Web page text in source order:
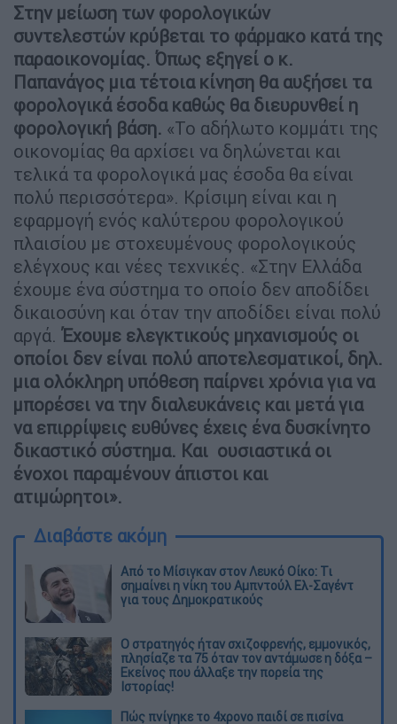
Στην μείωση των φορολογικών
συντελεστών κρύβεται το φάρμακο κατά της
παραοικονομίας. Όπως εξηγεί ο κ.
Παπανάγος μια τέτοια κίνηση θα αυξήσει τα
φορολογικά έσοδα καθώς θα διευρυνθεί η
φορολογική βάση. «Το αδήλωτο κομμάτι της
οικονομίας θα αρχίσει να δηλώνεται και
τελικά τα φορολογικά μας έσοδα θα είναι
πολύ περισσότερα». Κρίσιμη είναι και η
εφαρμογή ενός καλύτερου φορολογικού
πλαισίου με στοχευμένους φορολογικούς
ελέγχους και νέες τεχνικές. «Στην Ελλάδα
έχουμε ένα σύστημα το οποίο δεν αποδίδει
δικαιοσύνη και όταν την αποδίδει είναι πολύ
αργά. Έχουμε ελεγκτικούς μηχανισμούς οι
οποίοι δεν είναι πολύ αποτελεσματικοί, δηλ.
μια ολόκληρη υπόθεση παίρνει χρόνια για να
μπορέσει να την διαλευκάνεις και μετά για
να επιρρίψεις ευθύνες έχεις ένα δυσκίνητο
δικαστικό σύστημα. Και ουσιαστικά οι
ένοχοι παραμένουν άπιστοι και
ατιμώρητοι».
Διαβάστε ακόμη
Από το Μίσιγκαν στον Λευκό Οίκο: Τι
σημαίνει η νίκη του Αμπντούλ Ελ-Σαγέντ
για τους Δημοκρατικούς
O στρατηγός ήταν σχιζοφρενής, εμμονικός,
πλησίαζε τα 75 όταν τον αντάμωσε η δόξα –
Εκείνος που άλλαξε την πορεία της
Ιστορίας!
Πώς πνίγηκε το 4χρονο παιδί σε πισίνα